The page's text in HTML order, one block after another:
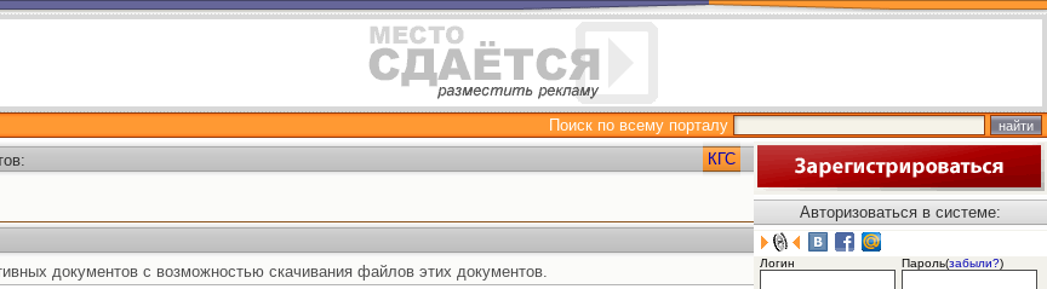
Поиск по всему порталу
КГС
документов с возможностью скачивания файлов этих документов.
Авторизоваться в системе:
Логин Пароль(забыли?)